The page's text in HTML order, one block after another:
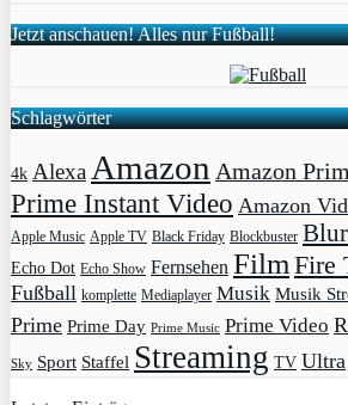
Jetzt anschauen! Alles nur Fußball!
Schlagwörter
4k AlexaAmazon Amazon
Prime Instant Video Amazon
Apple Music Apple TV Black Friday Blockbuster
Echo Dot Echo Show Fernsehen FilmFire
Fußball komplette Mediaplayer Musik Musik
Prime Prime Day Prime Music Prime Video
Sky Sport Staffel Streaming TV Ultra